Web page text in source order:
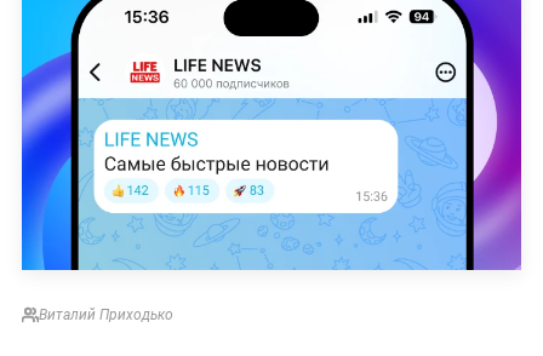
Виталий Приходько